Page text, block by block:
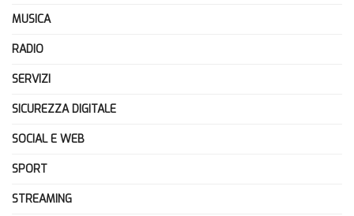
MUSICA
RADIO
SERVIZI
SICUREZZA DIGITALE
SOCIAL E WEB
SPORT
STREAMING